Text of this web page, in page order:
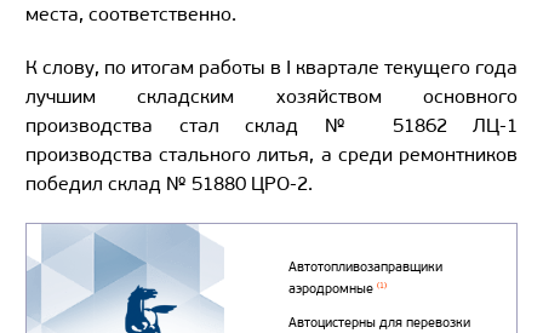
места, соответственно.
К слову, по итогам работы в I квартале текущего года
лучшим складским хозяйством основного
производства стал склад № 51862 ЛЦ-1
производства стального литья, а среди ремонтников
победил склад № 51880 ЦРО-2.